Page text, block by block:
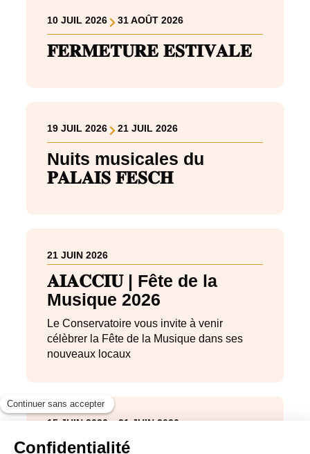
10 JUIL 2026 31 AOÛT 2026
𝐅𝐄𝐑𝐌𝐄𝐓𝐔𝐑𝐄 𝐄𝐒𝐓𝐈𝐕𝐀𝐋𝐄
19 JUIL 2026 21 JUIL 2026
Nuits musicales du
𝐏𝐀𝐋𝐀𝐈𝐒 𝐅𝐄𝐒𝐂𝐇
21 JUIN 2026
𝐀𝐈𝐀𝐂𝐂𝐈𝐔 | Fête de la
Musique 2026
Le Conservatoire vous invite à venir
célèbrer la Fête de la Musique dans ses
nouveaux locaux
15 JUIN 2026 21 JUIN 2026